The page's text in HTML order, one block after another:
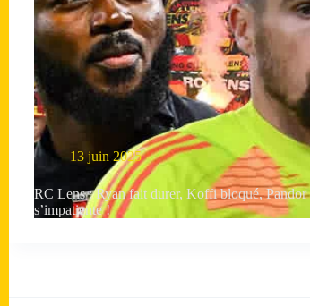
13 juin 2025
RC Lens : Ryan fait durer, Koffi bloqué, Pandor
s’impatiente !